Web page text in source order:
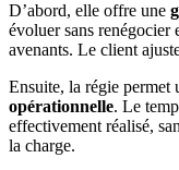
D’abord, elle offre une
évoluer sans renégocier
avenants. Le client
Ensuite, la régie permet
opérationnelle. Le
effectivement réalisé,
la charge.